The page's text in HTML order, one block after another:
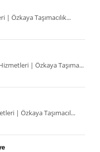
| Özkaya Taşımacılık...
| Özkaya Taşıma...
| Özkaya Taşımacıl...